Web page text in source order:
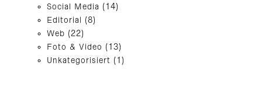
Social Media (14)
Editorial (8)
Web (22)
Foto & Video (13)
Unkategorisiert (1)